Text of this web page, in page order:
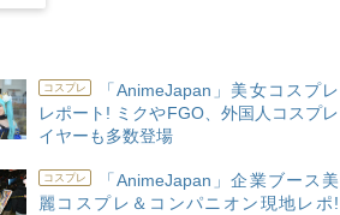
コスプレ
「AnimeJapan」美女コスプレ
レポート! ミクやFGO、外国人コスプレ
イヤーも多数登場
コスプレ
「AnimeJapan」企業ブース美
麗コスプレ＆コンパニオン現地レポ!